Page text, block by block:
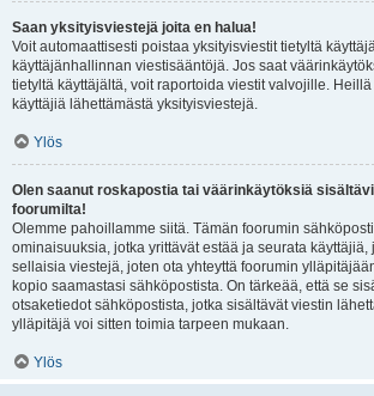
Saan yksityisviestejä joita en halua!
Voit automaattisesti poistaa yksityisviestit tietyltä
käyttäjänhallinnan viestisääntöjä. Jos saat
tietyltä käyttäjältä, voit raportoida viestit valvojille.
käyttäjiä lähettämästä yksityisviestejä.
Ylös
Olen saanut roskapostia tai väärinkäytöksiä
foorumilta!
Olemme pahoillamme siitä. Tämän foorumin
ominaisuuksia, jotka yrittävät estää ja seurata käyttäjiä,
sellaisia viestejä, joten ota yhteyttä foorumin
kopio saamastasi sähköpostista. On tärkeää, että se
otsaketiedot sähköpostista, jotka sisältävät viestin
ylläpitäjä voi sitten toimia tarpeen mukaan.
Ylös